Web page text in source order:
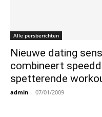
Alle persberichten
Nieuwe dating
combineert
spetterende
admin - 07/01/2009